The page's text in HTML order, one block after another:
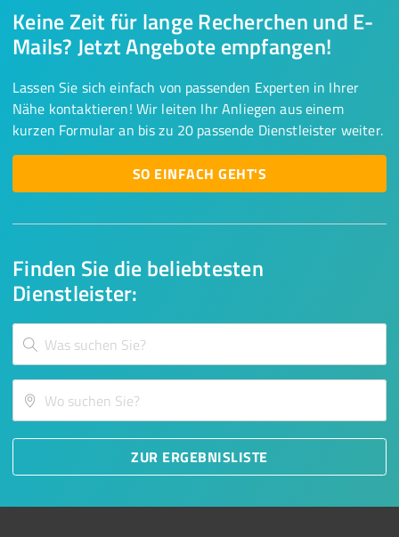
Finden Sie die beliebtesten
Dienstleister:
ZUR ERGEBNISLISTE
Keine Zeit für lange Recherchen und E-
Mails? Jetzt Angebote empfangen!
Lassen Sie sich einfach von passenden Experten in Ihrer
Nähe kontaktieren! Wir leiten Ihr Anliegen aus einem
kurzen Formular an bis zu 20 passende Dienstleister weiter.
SO EINFACH GEHT'S